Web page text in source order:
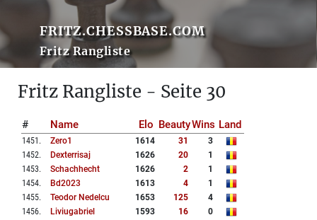
FRITZ.CHESSBASE.COM
Fritz Rangliste
Fritz Rangliste - Seite 30
# Name Elo BeautyWins Land
1451 . Zero1 1614 31
3
1452. Dexterrisaj 1626 20
1
1453. Schachhecht 1626 2
1
1454. Bd2023 1613 4
1
1455. Teodor Nedelcu 1653 125
4
1456. Liviugabriel 1593 16
0